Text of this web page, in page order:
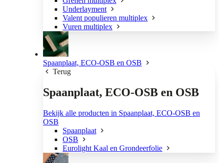
Underlayment
Valent populieren multiplex
Vuren multiplex
Spaanplaat, ECO-OSB en OSB
Terug
Spaanplaat, ECO-OSB en OSB
Bekijk alle producten in Spaanplaat, ECO-OSB en
OSB
Spaanplaat
OSB
Eurolight Kaal en Grondeerfolie